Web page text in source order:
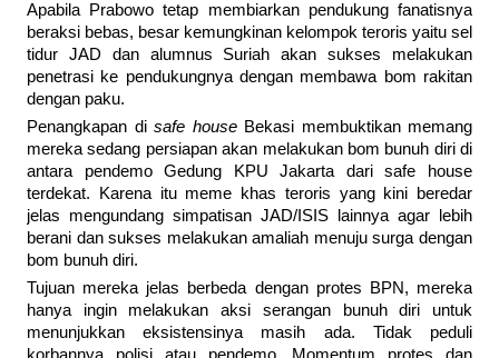
Apabila Prabowo tetap membiarkan pendukung fanatisnya
beraksi bebas, besar kemungkinan kelompok teroris yaitu sel
tidur JAD dan alumnus Suriah akan sukses melakukan
penetrasi ke pendukungnya dengan membawa bom rakitan
dengan paku.
Penangkapan di safe houseBekasi membuktikan memang
mereka sedang persiapan akan melakukan bom bunuh diri di
antara pendemo Gedung KPU Jakarta dari safe house
terdekat. Karena itu meme khas teroris yang kini beredar
jelas mengundang simpatisan JAD/ISIS lainnya agar lebih
berani dan sukses melakukan amaliah menuju surga dengan
bom bunuh diri.
Tujuan mereka jelas berbeda dengan protes BPN, mereka
hanya ingin melakukan aksi serangan bunuh diri untuk
menunjukkan eksistensinya masih ada. Tidak peduli